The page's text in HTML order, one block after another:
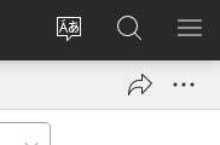
Vælg
Log
på
vindue)
Søg
på
JW.ORG
VIS